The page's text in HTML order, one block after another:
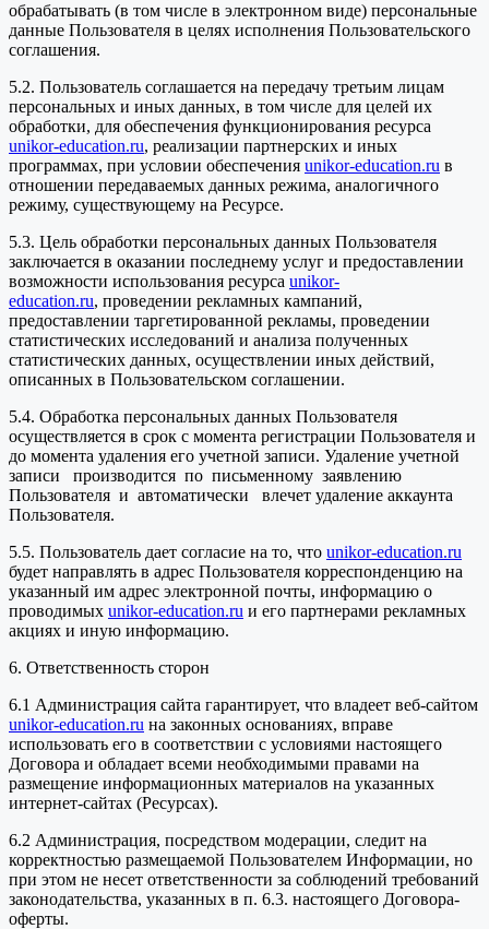
обрабатывать (в том числе в электронном виде) персональные
данные Пользователя в целях исполнения Пользовательского
соглашения.
5.2. Пользователь соглашается на передачу третьим лицам
персональных и иных данных, в том числе для целей их
обработки, для обеспечения функционирования ресурса
unikor-education.ru, реализации партнерских и иных
программах, при условии обеспечения unikor-education.ru в
отношении передаваемых данных режима, аналогичного
режиму, существующему на Ресурсе.
5.3. Цель обработки персональных данных Пользователя
заключается в оказании последнему услуг и предоставлении
возможности использования ресурса unikor-
education.ru, проведении рекламных кампаний,
предоставлении таргетированной рекламы, проведении
статистических исследований и анализа полученных
статистических данных, осуществлении иных действий,
описанных в Пользовательском соглашении.
5.4. Обработка персональных данных Пользователя
осуществляется в срок с момента регистрации Пользователя и
до момента удаления его учетной записи. Удаление учетной
записи производится по письменному заявлению
Пользователя и автоматически влечет удаление аккаунта
Пользователя.
5.5. Пользователь дает согласие на то, что unikor-education.ru
будет направлять в адрес Пользователя корреспонденцию на
указанный им адрес электронной почты, информацию о
проводимых unikor-education.ru и его партнерами рекламных
акциях и иную информацию.
6. Ответственность сторон
6.1 Администрация сайта гарантирует, что владеет веб-сайтом
unikor-education.ru на законных основаниях, вправе
использовать его в соответствии с условиями настоящего
Договора и обладает всеми необходимыми правами на
размещение информационных материалов на указанных
интернет-сайтах (Ресурсах).
6.2 Администрация, посредством модерации, следит на
корректностью размещаемой Пользователем Информации, но
при этом не несет ответственности за соблюдений требований
законодательства, указанных в п. 6.3. настоящего Договора-
оферты.